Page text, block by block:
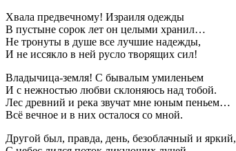
Хвала предвечному! Израиля одежды
В пустыне сорок лет он целыми хранил…
Не тронуты в душе все лучшие надежды,
И не иссякло в ней русло творящих сил!
Владычица-земля! С бывалым умиленьем
И с нежностью любви склоняюсь над тобой.
Лес древний и река звучат мне юным пеньем…
Всё вечное и в них осталося со мной.
Другой был, правда, день, безоблачный и яркий,